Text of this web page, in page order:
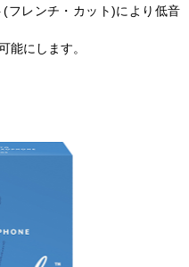
フレンチ・カット)により低音
能にします。